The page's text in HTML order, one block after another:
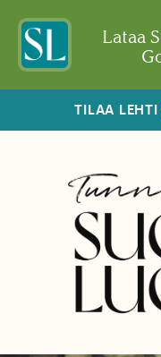
Lataa
TILAA LEHTI